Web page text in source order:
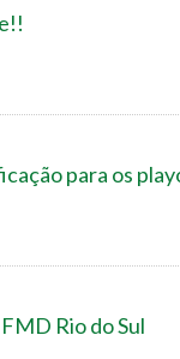
para os
Rio do Sul